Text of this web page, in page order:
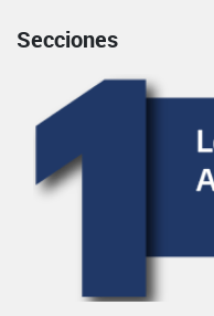
Secciones